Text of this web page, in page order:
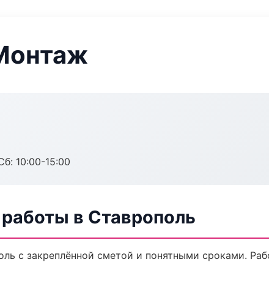
10:00-15:00
в Ставрополь
с закреплённой сметой и понятными сроками.